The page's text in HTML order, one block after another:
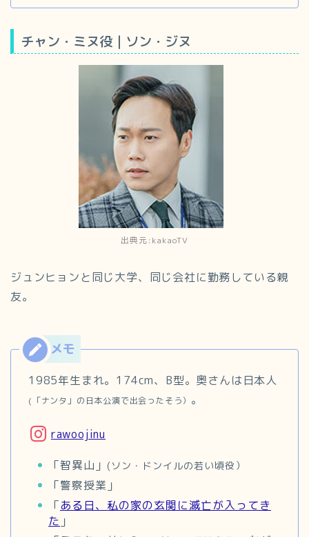
チャン・ミヌ役｜ソン・ジヌ
出典元:kakaoTV
ジュンヒョンと同じ大学、同じ会社に勤務している親
友。
1985年生まれ。174cm、B型。奥さんは日本人
(「ナンタ」の日本公演で出会ったそう） 。
rawoojinu
「智異山」 (ソン・ドンイルの若い頃役）
「警察授業」
「ある日、私の家の玄関に滅亡が入ってき
た 」